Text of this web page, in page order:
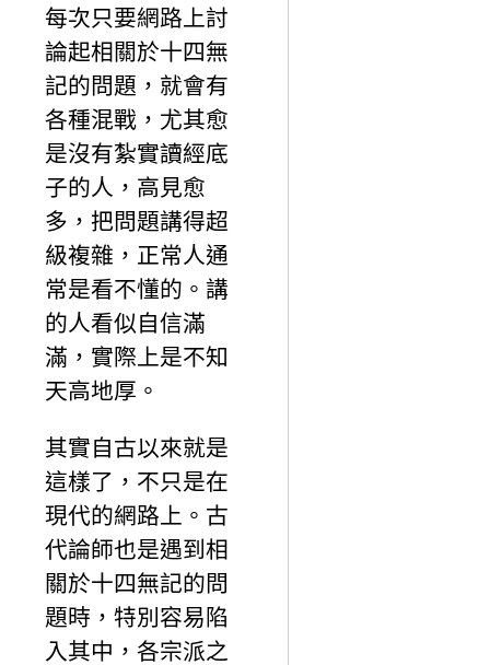
每次只要網路上討
論起相關於十四無
記的問題，就會有
各種混戰，尤其愈
是沒有紮實讀經底
子的人，高見愈
多，把問題講得超
級複雜，正常人通
常是看不懂的。講
的人看似自信滿
滿，實際上是不知
天高地厚。
其實自古以來就是
這樣了，不只是在
現代的網路上。古
代論師也是遇到相
關於十四無記的問
題時，特別容易陷
入其中，各宗派之